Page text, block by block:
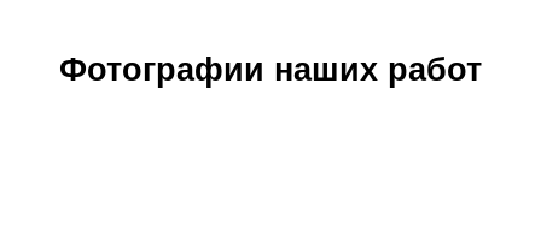
Фотографии наших работ